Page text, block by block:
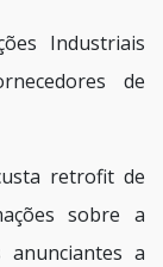
Industriais
de
retrofit de
sobre a
a